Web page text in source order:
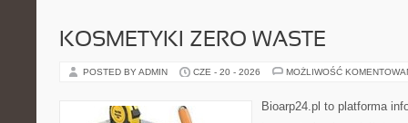
KOSMETYKI ZERO WASTE
POSTED BY ADMIN CZE - 20 - 2026 MOŻLIWOŚĆ
Bioarp24.pl to platforma